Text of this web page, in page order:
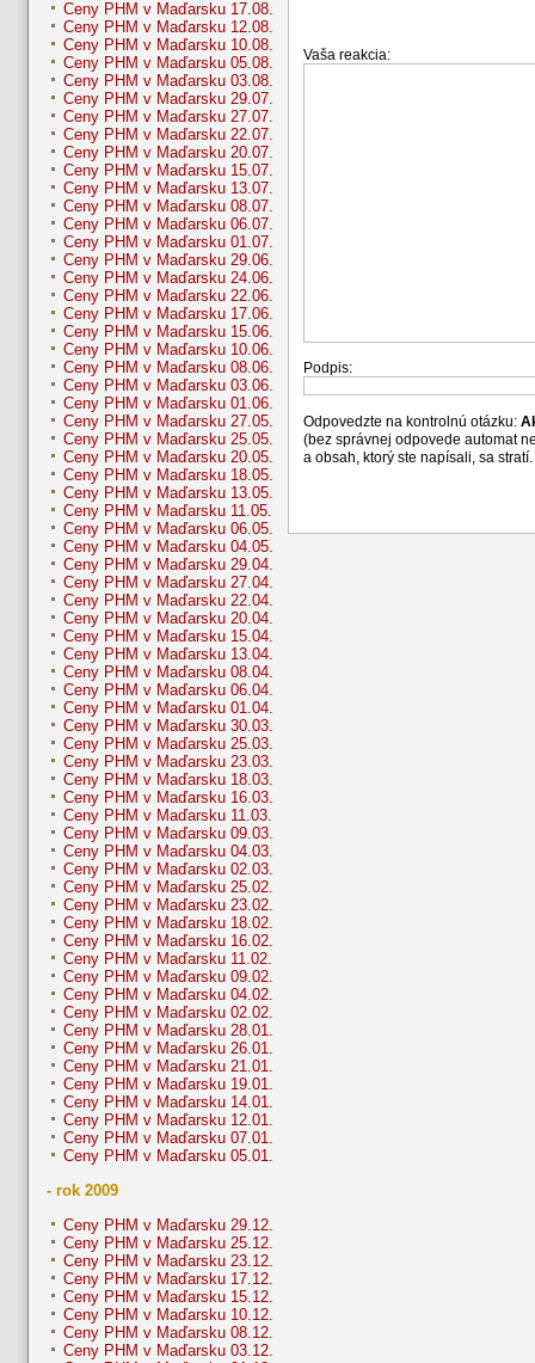
Ceny PHM v Maďarsku 17.08.
Ceny PHM v Maďarsku 12.08.
Ceny PHM v Maďarsku 10.08.
Ceny PHM v Maďarsku 05.08.
Ceny PHM v Maďarsku 03.08.
Ceny PHM v Maďarsku 29.07.
Ceny PHM v Maďarsku 27.07.
Ceny PHM v Maďarsku 22.07.
Ceny PHM v Maďarsku 20.07.
Ceny PHM v Maďarsku 15.07.
Ceny PHM v Maďarsku 13.07.
Ceny PHM v Maďarsku 08.07.
Ceny PHM v Maďarsku 06.07.
Ceny PHM v Maďarsku 01.07.
Ceny PHM v Maďarsku 29.06.
Ceny PHM v Maďarsku 24.06.
Ceny PHM v Maďarsku 22.06.
Ceny PHM v Maďarsku 17.06.
Ceny PHM v Maďarsku 15.06.
Ceny PHM v Maďarsku 10.06.
Ceny PHM v Maďarsku 08.06.
Ceny PHM v Maďarsku 03.06.
Ceny PHM v Maďarsku 01.06.
Ceny PHM v Maďarsku 27.05.
Ceny PHM v Maďarsku 25.05.
Ceny PHM v Maďarsku 20.05.
Ceny PHM v Maďarsku 18.05.
Ceny PHM v Maďarsku 13.05.
Ceny PHM v Maďarsku 11.05.
Ceny PHM v Maďarsku 06.05.
Ceny PHM v Maďarsku 04.05.
Ceny PHM v Maďarsku 29.04.
Ceny PHM v Maďarsku 27.04.
Ceny PHM v Maďarsku 22.04.
Ceny PHM v Maďarsku 20.04.
Ceny PHM v Maďarsku 15.04.
Ceny PHM v Maďarsku 13.04.
Ceny PHM v Maďarsku 08.04.
Ceny PHM v Maďarsku 06.04.
Ceny PHM v Maďarsku 01.04.
Ceny PHM v Maďarsku 30.03.
Ceny PHM v Maďarsku 25.03.
Ceny PHM v Maďarsku 23.03.
Ceny PHM v Maďarsku 18.03.
Ceny PHM v Maďarsku 16.03.
Ceny PHM v Maďarsku 11.03.
Ceny PHM v Maďarsku 09.03.
Ceny PHM v Maďarsku 04.03.
Ceny PHM v Maďarsku 02.03.
Ceny PHM v Maďarsku 25.02.
Ceny PHM v Maďarsku 23.02.
Ceny PHM v Maďarsku 18.02.
Ceny PHM v Maďarsku 16.02.
Ceny PHM v Maďarsku 11.02.
Ceny PHM v Maďarsku 09.02.
Ceny PHM v Maďarsku 04.02.
Ceny PHM v Maďarsku 02.02.
Ceny PHM v Maďarsku 28.01.
Ceny PHM v Maďarsku 26.01.
Ceny PHM v Maďarsku 21.01.
Ceny PHM v Maďarsku 19.01.
Ceny PHM v Maďarsku 14.01.
Ceny PHM v Maďarsku 12.01.
Ceny PHM v Maďarsku 07.01.
Ceny PHM v Maďarsku 05.01.
- rok 2009
Ceny PHM v Maďarsku 29.12.
Ceny PHM v Maďarsku 25.12.
Ceny PHM v Maďarsku 23.12.
Ceny PHM v Maďarsku 17.12.
Ceny PHM v Maďarsku 15.12.
Ceny PHM v Maďarsku 10.12.
Ceny PHM v Maďarsku 08.12.
Ceny PHM v Maďarsku 03.12.
Vaša reakcia:
Podpis:
Odpovedzte na kontrolnú otázku:
(bez správnej odpovede automat
a obsah, ktorý ste napísali, sa